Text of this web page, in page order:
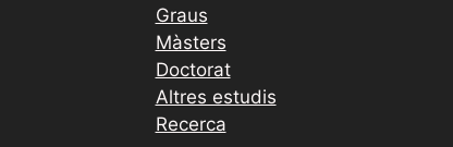
Graus
Màsters
Doctorat
Altres estudis
Recerca